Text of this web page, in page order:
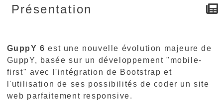
Présentation
GuppY 6est une nouvelle évolution majeure de
GuppY, basée sur un développement "mobile-
first" avec l'intégration de Bootstrap et
l'utilisation de ses possibilités de coder un site
web parfaitement responsive.